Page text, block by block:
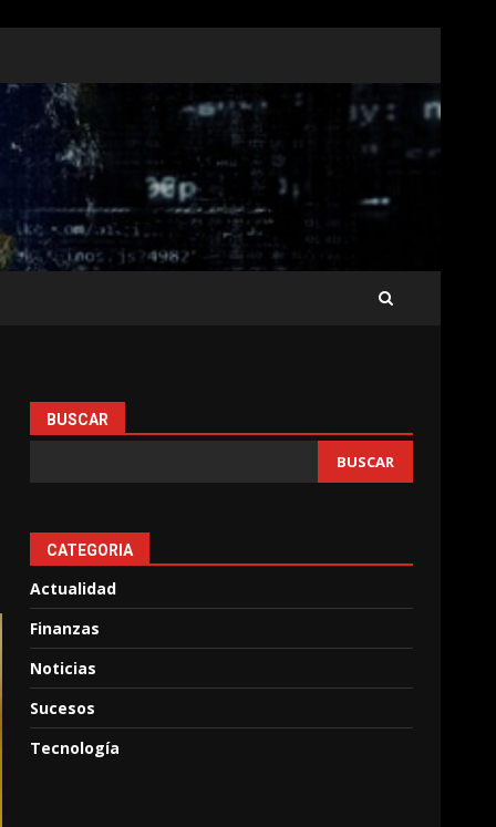
BUSCAR
BUSCAR
CATEGORIA
Actualidad
Finanzas
Noticias
Sucesos
Tecnología